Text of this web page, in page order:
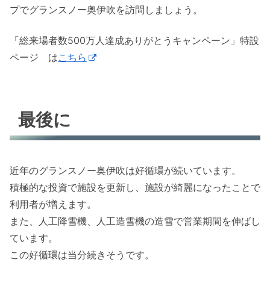
プでグランスノー奥伊吹を訪問しましょう。
「総来場者数500万人達成ありがとうキャンペーン」特設
ページ はこちら
最後に
近年のグランスノー奥伊吹は好循環が続いています。
積極的な投資で施設を更新し、施設が綺麗になったことで
利用者が増えます。
また、人工降雪機、人工造雪機の造雪で営業期間を伸ばし
ています。
この好循環は当分続きそうです。